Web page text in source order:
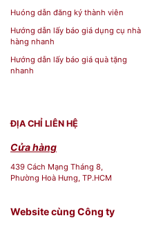
Huóng dẫn đăng ký thành viên
Hướng dẫn lấy báo giá dụng cụ nhà
hàng nhanh
Hướng dẫn lấy báo giá quà tặng
nhanh
ĐỊA CHỈ LIÊN HỆ
Cửa hàng
439 Cách Mạng Tháng 8,
Phường Hoà Hưng, TP.HCM
Website cùng Công ty